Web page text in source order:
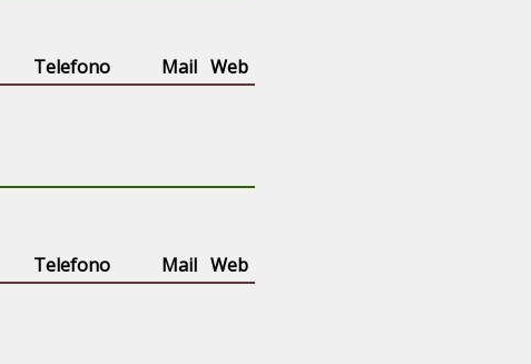
Telefono Mail Web
Telefono Mail Web